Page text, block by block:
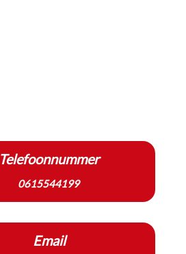
Telefoonnummer
0615544199
Email